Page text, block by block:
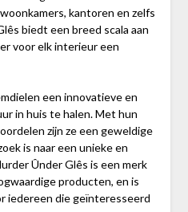
kantoren en zelfs
biedt een breed scala aan
voor elk interieur een
een innovatieve en
in huis te halen. Met hun
zijn ze een geweldige
is naar een unieke en
Ûnder Glês is een merk
producten, en is
iedereen die geïnteresseerd